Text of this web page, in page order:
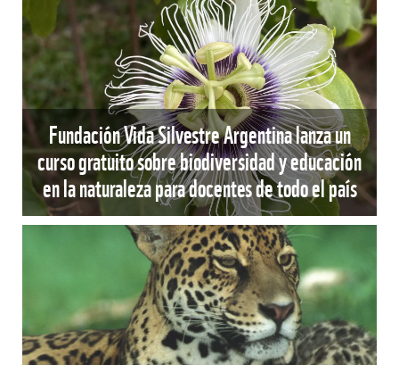
Fundación Vida Silvestre Argentina lanza un
curso gratuito sobre biodiversidad y educación
en la naturaleza para docentes de todo el país